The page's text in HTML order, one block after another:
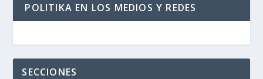
POLITIKA EN LOS MEDIOS Y REDES
SECCIONES